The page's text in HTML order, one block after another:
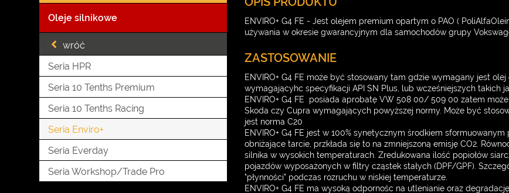
Oleje silnikowe
wróć
Seria HPR
Seria 10 Tenths Premium
Seria 10 Tenths Racing
Seria Enviro+
Seria Everday
Seria Workshop/Trade Pro
ENVIRO+ G4 FE - Jest olejem premium opartym o PAO (
używania w okresie gwarancyjnym dla samochodów grupy
ZASTOSOWANIE
ENVIRO+ G4 FE może być stosowany tam gdzie wymagany jest
wymagającyhc specyfikacji API SN Plus, lub wcześniejszych takich
ENVIRO+ G4 FE posiada aprobatę VW 508 00/ 509 00 zatem
Skoda czy Cupra wymagających powyższej normy. Może być
jest norma C20
ENVIRO+ G4 FE jest w 100% synetycznym środkiem
obniżające tarcie, przkłada się to na zmniejszoną emisję CO2.
silnika w wysokich temperaturach. Zredukowana ilość popiołów
pojazdów wyposażonych w filtry cząstek stałych (DPF/GPF).
"płynności" podczas rozruchu w niskiej temperaturze.
ENVIRO+ G4 FE ma wysoką odpornośc na utlenianie oraz